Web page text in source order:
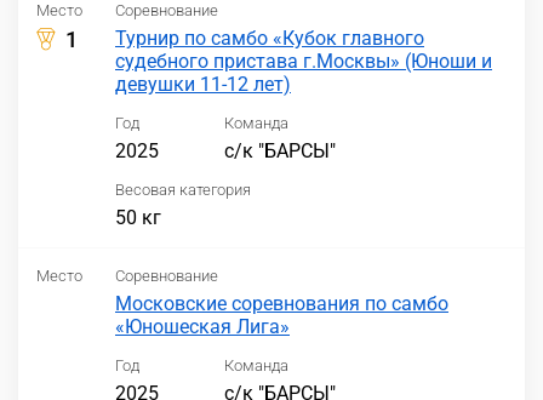
Место
1
Соревнование
Турнир по самбо «Кубок главного
судебного пристава г.Москвы» (Юноши и
девушки 11-12 лет)
Год
2025
Команда
с/к "БАРСЫ"
Весовая категория
50 кг
Место Соревнование
Московские соревнования по самбо
«Юношеская Лига»
Год
2025
Команда
с/к "БАРСЫ"